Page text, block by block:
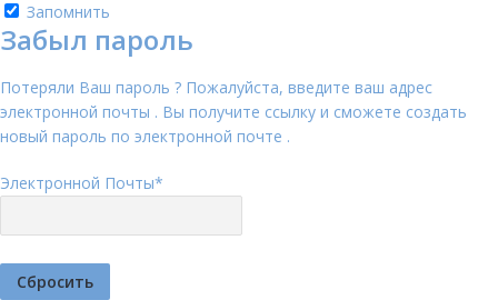
Запомнить
Забыл пароль
Потеряли Ваш пароль ? Пожалуйста, введите ваш адрес
электронной почты . Вы получите ссылку и сможете создать
новый пароль по электронной почте .
Электронной Почты*